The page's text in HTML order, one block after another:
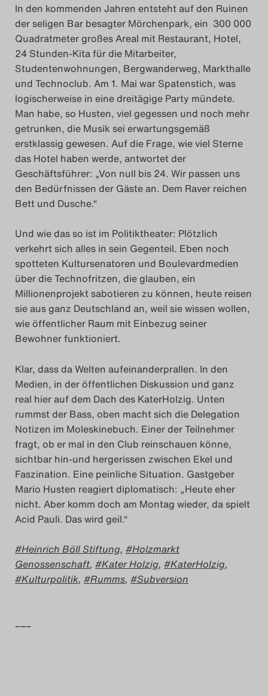
In den kommenden Jahren entsteht auf den Ruinen
der seligen Bar besagter Mörchenpark, ein 300 000
Quadratmeter großes Areal mit Restaurant, Hotel,
24 Stunden-Kita für die Mitarbeiter,
Studentenwohnungen, Bergwanderweg, Markthalle
und Technoclub. Am 1. Mai war Spatenstich, was
logischerweise in eine dreitägige Party mündete.
Man habe, so Husten, viel gegessen und noch mehr
getrunken, die Musik sei erwartungsgemäß
erstklassig gewesen. Auf die Frage, wie viel Sterne
das Hotel haben werde, antwortet der
Geschäftsführer: „Von null bis 24. Wir passen uns
den Bedürfnissen der Gäste an. Dem Raver reichen
Bett und Dusche.“
Und wie das so ist im Politiktheater: Plötzlich
verkehrt sich alles in sein Gegenteil. Eben noch
spotteten Kultursenatoren und Boulevardmedien
über die Technofritzen, die glauben, ein
Millionenprojekt sabotieren zu können, heute reisen
sie aus ganz Deutschland an, weil sie wissen wollen,
wie öffentlicher Raum mit Einbezug seiner
Bewohner funktioniert.
Klar, dass da Welten aufeinanderprallen. In den
Medien, in der öffentlichen Diskussion und ganz
real hier auf dem Dach des KaterHolzig. Unten
rummst der Bass, oben macht sich die Delegation
Notizen im Moleskinebuch. Einer der Teilnehmer
fragt, ob er mal in den Club reinschauen könne,
sichtbar hin-und hergerissen zwischen Ekel und
Faszination. Eine peinliche Situation. Gastgeber
Mario Husten reagiert diplomatisch: „Heute eher
nicht. Aber komm doch am Montag wieder, da spielt
Acid Pauli. Das wird geil.“
Heinrich Böll Stiftung,
Holzmarkt
Genossenschaft, Kater Holzig, KaterHolzig,
Kulturpolitik, Rumms, Subversion
–––